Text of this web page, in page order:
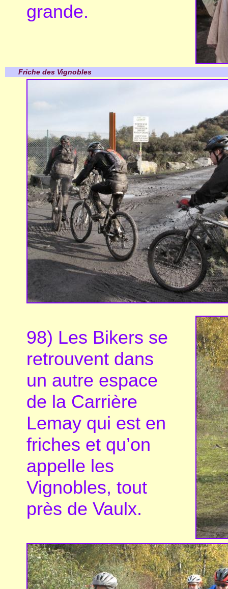
grande.
Friche des Vignobles
98) Les Bikers se
retrouvent dans
un autre espace
de la Carrière
Lemay qui est en
friches et qu’on
appelle les
Vignobles, tout
près de Vaulx.